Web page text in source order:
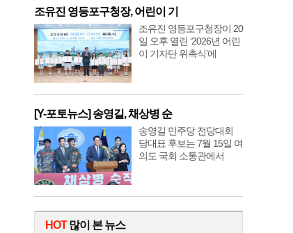
조유진 영등포구청장, 어린이 기
조유진 영등포구청장이 20
일 오후 열린 ‘2026년 어린
이 기자단 위촉식’에
[Y-포토뉴스] 송영길, 채상병 순
송영길 민주당 전당대회
당대표 후보는 7월 15일 여
의도 국회 소통관에서
HOT많이 본 뉴스